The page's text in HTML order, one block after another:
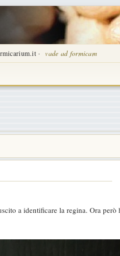
· vade ad formicam
a identificare la regina. Ora